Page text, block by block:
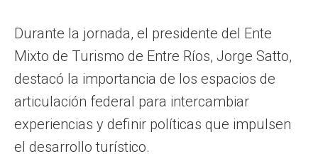
Durante la jornada, el presidente del Ente
Mixto de Turismo de Entre Ríos, Jorge Satto,
destacó la importancia de los espacios de
articulación federal para intercambiar
experiencias y definir políticas que impulsen
el desarrollo turístico.